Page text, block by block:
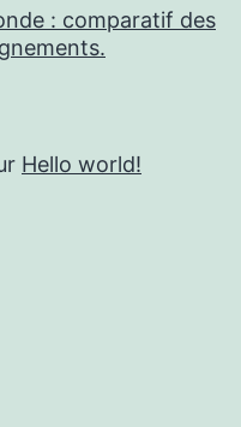
: comparatif des
Hello world!